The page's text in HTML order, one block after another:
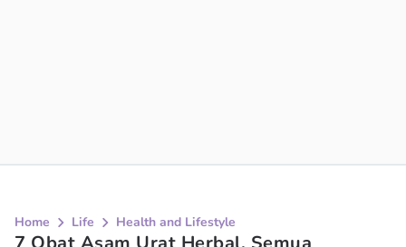
Home Life Health and Lifestyle